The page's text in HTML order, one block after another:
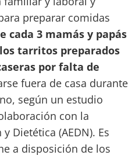
preparar comidas
cada 3 mamás y papás
tarritos preparados
por falta de
fuera de casa durante
según un estudio
con la
Dietética (AEDN). Es
a disposición de los